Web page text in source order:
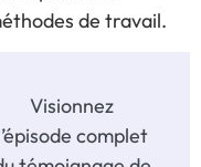
de travail.
Visionnez
complet